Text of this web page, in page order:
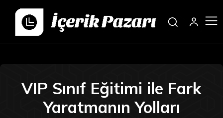
VIP Sınıf Eğitimi ile Fark
Yaratmanın Yolları